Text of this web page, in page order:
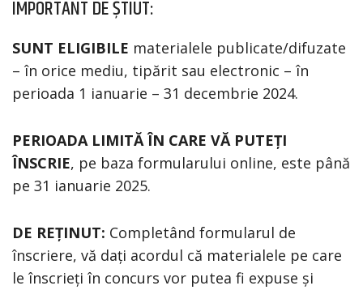
IMPORTANT DE ȘTIUT:
SUNT ELIGIBILE materialele publicate/difuzate
– în orice mediu, tipărit sau electronic – în
perioada 1 ianuarie – 31 decembrie 2024.
PERIOADA LIMITĂ ÎN CARE VĂ PUTEȚI
ÎNSCRIE, pe baza formularului online, este până
pe 31 ianuarie 2025.
DE REȚINUT: Completând formularul de
înscriere, vă dați acordul că materialele pe care
le înscrieți în concurs vor putea fi expuse și